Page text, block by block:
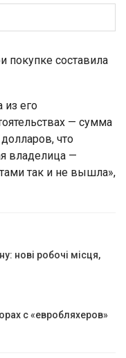
покупке составила
из его
— сумма
что
владелица —
так и не вышла»,
нові робочі місця,
с «евробляхеров»